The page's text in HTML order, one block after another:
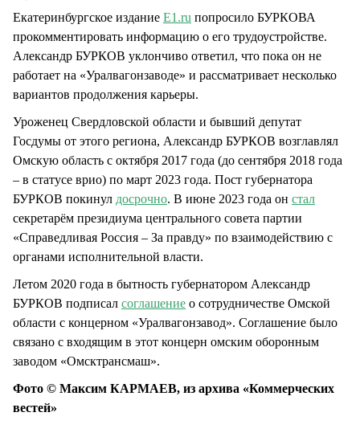
Екатеринбургское издание E1.ru попросило БУРКОВА
прокомментировать информацию о его трудоустройстве.
Александр БУРКОВ уклончиво ответил, что пока он не
работает на «Уралвагонзаводе» и рассматривает несколько
вариантов продолжения карьеры.
Уроженец Свердловской области и бывший депутат
Госдумы от этого региона, Александр БУРКОВ возглавлял
Омскую область с октября 2017 года (до сентября 2018 года
– в статусе врио) по март 2023 года. Пост губернатора
БУРКОВ покинул досрочно. В июне 2023 года он стал
секретарём президиума центрального совета партии
«Справедливая Россия – За правду» по взаимодействию с
органами исполнительной власти.
Летом 2020 года в бытность губернатором Александр
БУРКОВ подписал соглашение о сотрудничестве Омской
области с концерном «Уралвагонзавод». Соглашение было
связано с входящим в этот концерн омским оборонным
заводом «Омсктрансмаш».
Фото © Максим КАРМАЕВ, из архива «Коммерческих
вестей»